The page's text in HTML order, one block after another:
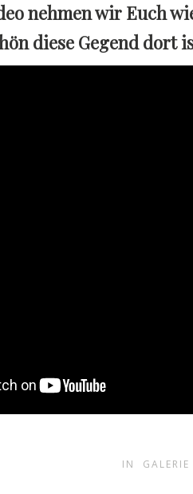
nehmen wir Euch
diese Gegend dort
IN